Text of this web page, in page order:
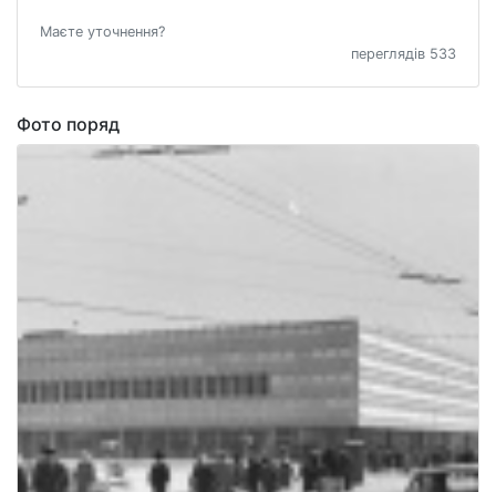
Маєте уточнення?
переглядів 533
Фото поряд